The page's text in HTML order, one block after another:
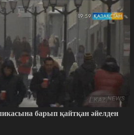
барып қайтқан әйелден